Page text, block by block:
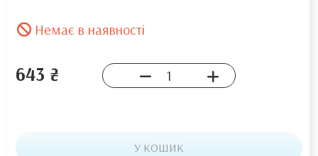
Немає в наявності
643 ₴
У КОШИК